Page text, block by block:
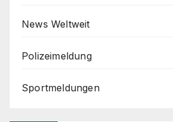
News Weltweit
Polizeimeldung
Sportmeldungen